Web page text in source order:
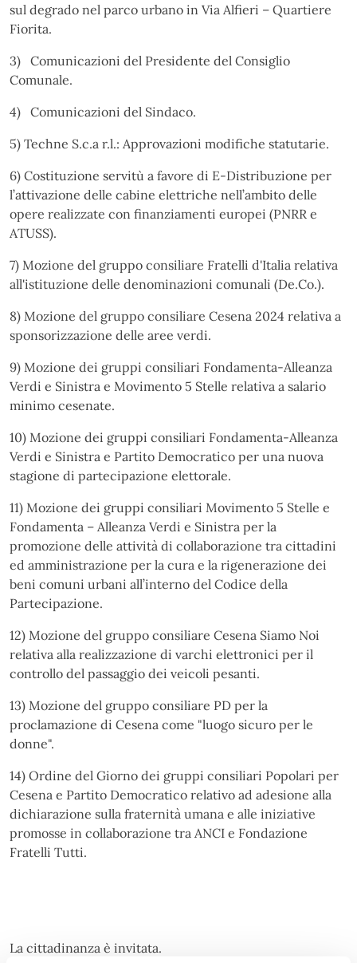
sul degrado nel parco urbano in Via Alfieri – Quartiere
Fiorita.
3) Comunicazioni del Presidente del Consiglio
Comunale.
4) Comunicazioni del Sindaco.
5) Techne S.c.a r.l.: Approvazioni modifiche statutarie.
6) Costituzione servitù a favore di E-Distribuzione per
l’attivazione delle cabine elettriche nell’ambito delle
opere realizzate con finanziamenti europei (PNRR e
ATUSS).
7) Mozione del gruppo consiliare Fratelli d'Italia relativa
all'istituzione delle denominazioni comunali (De.Co.).
8) Mozione del gruppo consiliare Cesena 2024 relativa a
sponsorizzazione delle aree verdi.
9) Mozione dei gruppi consiliari Fondamenta-Alleanza
Verdi e Sinistra e Movimento 5 Stelle relativa a salario
minimo cesenate.
10) Mozione dei gruppi consiliari Fondamenta-Alleanza
Verdi e Sinistra e Partito Democratico per una nuova
stagione di partecipazione elettorale.
11) Mozione dei gruppi consiliari Movimento 5 Stelle e
Fondamenta – Alleanza Verdi e Sinistra per la
promozione delle attività di collaborazione tra cittadini
ed amministrazione per la cura e la rigenerazione dei
beni comuni urbani all’interno del Codice della
Partecipazione.
12) Mozione del gruppo consiliare Cesena Siamo Noi
relativa alla realizzazione di varchi elettronici per il
controllo del passaggio dei veicoli pesanti.
13) Mozione del gruppo consiliare PD per la
proclamazione di Cesena come "luogo sicuro per le
donne".
14) Ordine del Giorno dei gruppi consiliari Popolari per
Cesena e Partito Democratico relativo ad adesione alla
dichiarazione sulla fraternità umana e alle iniziative
promosse in collaborazione tra ANCI e Fondazione
Fratelli Tutti.
La cittadinanza è invitata.